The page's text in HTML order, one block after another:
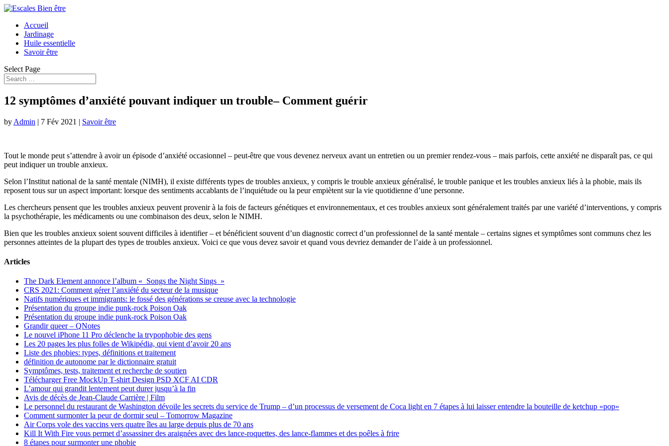
Accueil
Jardinage
Huile essentielle
Savoir être
Select Page
12 symptômes d’anxiété pouvant indiquer un trouble– Comment guérir
by Admin | 7 Fév 2021 | Savoir être
Tout le monde peut s’attendre à avoir un épisode d’anxiété occasionnel – peut-être que vous devenez nerveux avant un entretien ou un premier rendez-vous – mais parfois, cette anxiété ne disparaît pas, ce qui
peut indiquer un trouble anxieux.
Selon l’Institut national de la santé mentale (NIMH), il existe différents types de troubles anxieux, y compris le trouble anxieux généralisé, le trouble panique et les troubles anxieux liés à la phobie, mais ils
reposent tous sur un aspect important: lorsque des sentiments accablants de l’inquiétude ou la peur empiètent sur la vie quotidienne d’une personne.
Les chercheurs pensent que les troubles anxieux peuvent provenir à la fois de facteurs génétiques et environnementaux, et ces troubles anxieux sont généralement traités par une variété d’interventions, y compris
la psychothérapie, les médicaments ou une combinaison des deux, selon le NIMH.
Bien que les troubles anxieux soient souvent difficiles à identifier – et bénéficient souvent d’un diagnostic correct d’un professionnel de la santé mentale – certains signes et symptômes sont communs chez les
personnes atteintes de la plupart des types de troubles anxieux. Voici ce que vous devez savoir et quand vous devriez demander de l’aide à un professionnel.
Articles
The Dark Element annonce l’album « Songs the Night Sings »
CRS 2021: Comment gérer l’anxiété du secteur de la musique
Natifs numériques et immigrants: le fossé des générations se creuse avec la technologie
Présentation du groupe indie punk-rock Poison Oak
Présentation du groupe indie punk-rock Poison Oak
Grandir queer – QNotes
Le nouvel iPhone 11 Pro déclenche la trypophobie des gens
Les 20 pages les plus folles de Wikipédia, qui vient d’avoir 20 ans
Liste des phobies: types, définitions et traitement
définition de autonome par le dictionnaire gratuit
Symptômes, tests, traitement et recherche de soutien
Télécharger Free MockUp T-shirt Design PSD XCF AI CDR
L’amour qui grandit lentement peut durer jusqu’à la fin
Avis de décès de Jean-Claude Carrière | Film
Le personnel du restaurant de Washington dévoile les secrets du service de Trump – d’un processus de versement de Coca light en 7 étapes à lui laisser entendre la bouteille de ketchup «pop»
Comment surmonter la peur de dormir seul – Tomorrow Magazine
Air Corps vole des vaccins vers quatre îles au large depuis plus de 70 ans
Kill It With Fire vous permet d’assassiner des araignées avec des lance-roquettes, des lance-flammes et des poêles à frire
8 étapes pour surmonter une phobie